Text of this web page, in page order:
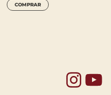
COMPRAR